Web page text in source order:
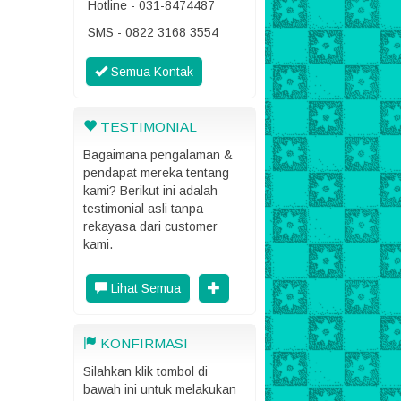
Hotline - 031-8474487
SMS - 0822 3168 3554
Semua Kontak
TESTIMONIAL
Bagaimana pengalaman &
pendapat mereka tentang
kami? Berikut ini adalah
testimonial asli tanpa
rekayasa dari customer
kami.
Lihat Semua
KONFIRMASI
Silahkan klik tombol di
bawah ini untuk melakukan